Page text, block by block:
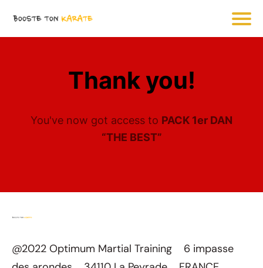
Thank you!
You've now got access to PACK 1er DAN
“THE BEST”
@2022 Optimum Martial Training 6 impasse